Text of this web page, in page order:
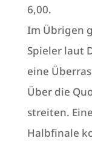
6,00.
Im Übrigen
Spieler laut
eine
Über die
streiten.
Halbfinale